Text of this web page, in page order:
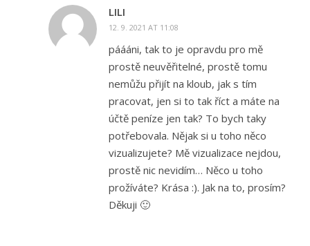
LILI
12. 9. 2021 AT 11:08
páááni, tak to je opravdu pro mě
prostě neuvěřitelné, prostě tomu
nemůžu přijít na kloub, jak s tím
pracovat, jen si to tak říct a máte na
účtě peníze jen tak? To bych taky
potřebovala. Nějak si u toho něco
vizualizujete? Mě vizualizace nejdou,
prostě nic nevidím… Něco u toho
prožíváte? Krása :). Jak na to, prosím?
Děkuji 🙂